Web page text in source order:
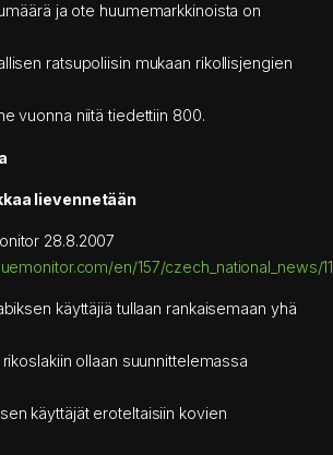
ja ote huumemarkkinoista on
ratsupoliisin mukaan rikollisjengien
vuonna niitä tiedettiin 800.
lievennetään
28.8.2007
en/157/czech_national_news/
käyttäjiä tullaan rankaisemaan yhä
ollaan suunnittelemassa
käyttäjät eroteltaisiin kovien